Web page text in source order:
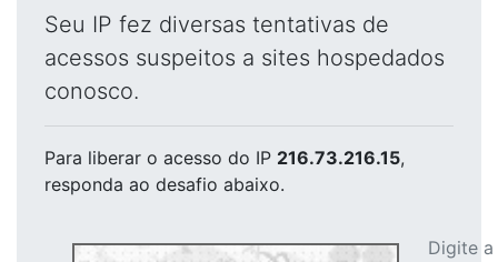
Seu IP fez diversas tentativas de
acessos suspeitos a sites hospedados
conosco.
Para liberar o acesso do IP 216.73.216.15,
responda ao desafio abaixo.
Digite